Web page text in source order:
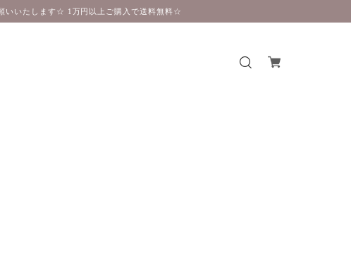
いいたします☆ 1万円以上ご購入で送料無料☆